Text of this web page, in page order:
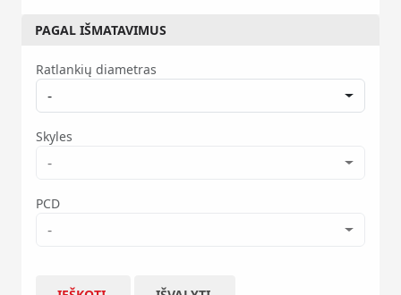
PAGAL IŠMATAVIMUS
Ratlankių diametras
-
Skyles
-
PCD
-